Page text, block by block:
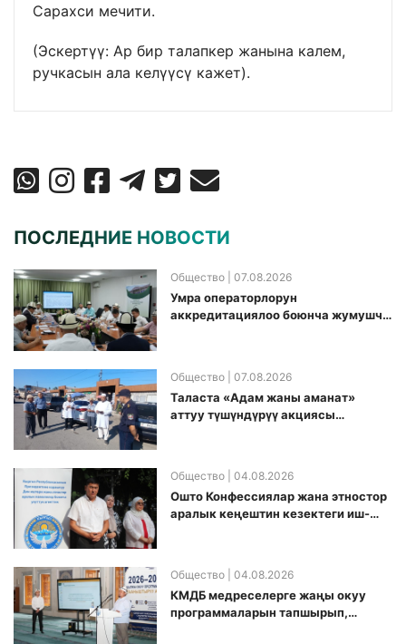
Сарахси мечити.
(Эскертүү: Ар бир талапкер жанына калем,
ручкасын ала келүүсү кажет).
ПОСЛЕДНИЕ НОВОСТИ
Общество | 07.08.2026
Умра операторлорун
аккредитациялоо боюнча жумушчу
Общество | 07.08.2026
Таласта «Адам жаны аманат»
аттуу түшүндүрүү акциясы
Общество | 04.08.2026
Ошто Конфессиялар жана этностор
аралык кеңештин кезектеги иш-
Общество | 04.08.2026
КМДБ медреселерге жаңы окуу
программаларын тапшырып,